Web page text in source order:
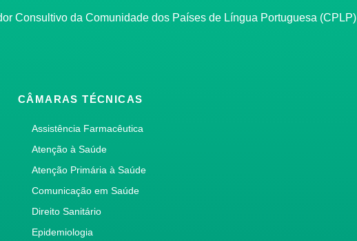
Consultivo da Comunidade dos Países de Língua Portuguesa (CPLP)
CÂMARAS TÉCNICAS
Assistência Farmacêutica
Atenção à Saúde
Atenção Primária à Saúde
Comunicação em Saúde
Direito Sanitário
Epidemiologia